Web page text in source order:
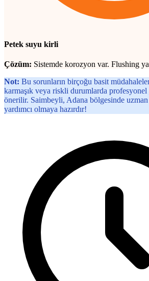
Petek suyu kirli
Çözüm: Sistemde korozyon var. Flushing
Not: Bu sorunların birçoğu basit
karmaşık veya riskli durumlarda profesyonel
önerilir. Saimbeyli, Adana bölgesinde uzman
yardımcı olmaya hazırdır!